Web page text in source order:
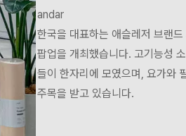
andar
한국을 대표하는 애슬레저 브랜
팝업을 개최했습니다. 고기능성
들이 한자리에 모였으며, 요가와
주목을 받고 있습니다.